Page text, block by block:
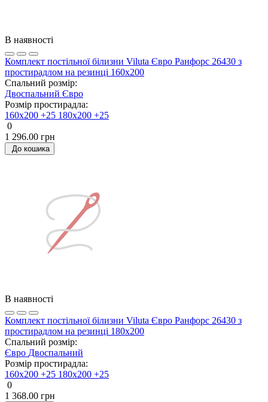
В наявності
Комплект постільної білизни Viluta Євро Ранфорс 26430 з
простирадлом на резинці 160х200
Спальний розмір:
Двоспальний Євро
Розмір простирадла:
160х200 +25 180х200 +25
0
1 296.00 грн
До кошика
В наявності
Комплект постільної білизни Viluta Євро Ранфорс 26430 з
простирадлом на резинці 180х200
Спальний розмір:
Євро Двоспальний
Розмір простирадла:
160х200 +25 180х200 +25
0
1 368.00 грн